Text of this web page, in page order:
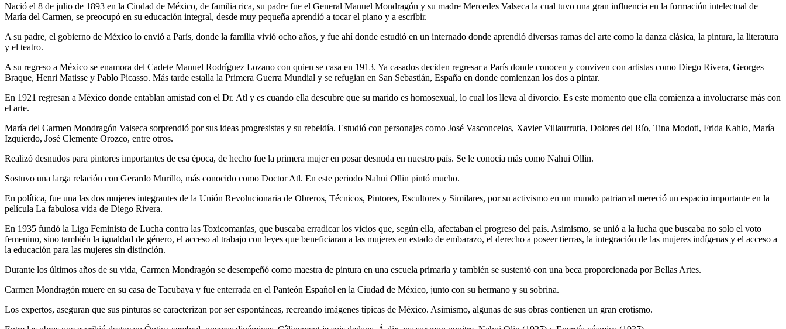
Nació el 8 de julio de 1893 en la Ciudad de México, de familia rica, su padre fue el General Manuel Mondragón y su madre Mercedes Valseca la cual tuvo una gran influencia en la formación intelectual de
María del Carmen, se preocupó en su educación integral, desde muy pequeña aprendió a tocar el piano y a escribir.
A su padre, el gobierno de México lo envió a París, donde la familia vivió ocho años, y fue ahí donde estudió en un internado donde aprendió diversas ramas del arte como la danza clásica, la pintura, la literatura
y el teatro.
A su regreso a México se enamora del Cadete Manuel Rodríguez Lozano con quien se casa en 1913. Ya casados deciden regresar a París donde conocen y conviven con artistas como Diego Rivera, Georges
Braque, Henri Matisse y Pablo Picasso. Más tarde estalla la Primera Guerra Mundial y se refugian en San Sebastián, España en donde comienzan los dos a pintar.
En 1921 regresan a México donde entablan amistad con el Dr. Atl y es cuando ella descubre que su marido es homosexual, lo cual los lleva al divorcio. ​Es este momento que ella comienza a involucrarse más con
el arte.
María del Carmen Mondragón Valseca sorprendió por sus ideas progresistas y su rebeldía. Estudió con personajes como José Vasconcelos, Xavier Villaurrutia, Dolores del Río, Tina Modoti, Frida Kahlo, María
Izquierdo, José Clemente Orozco, entre otros.
Realizó desnudos para pintores importantes de esa época, de hecho fue la primera mujer en posar desnuda en nuestro país. Se le conocía más como Nahui Ollin.
Sostuvo una larga relación con Gerardo Murillo, más conocido como Doctor Atl. En este periodo Nahui Ollin pintó mucho.
En política, fue una las dos mujeres integrantes de la Unión Revolucionaria de Obreros, Técnicos, Pintores, Escultores y Similares, por su activismo en un mundo patriarcal mereció un espacio importante en la
película La fabulosa vida de Diego Rivera.
En 1935 fundó la Liga Feminista de Lucha contra las Toxicomanías, que buscaba erradicar los vicios que, según ella, afectaban el progreso del país. Asimismo, se unió a la lucha que buscaba no solo el voto
femenino, sino también la igualdad de género, el acceso al trabajo con leyes que beneficiaran a las mujeres en estado de embarazo, el derecho a poseer tierras, la integración de las mujeres indígenas y el acceso a
la educación para las mujeres sin distinción.
Durante los últimos años de su vida, Carmen Mondragón se desempeñó como maestra de pintura en una escuela primaria y también se sustentó con una beca proporcionada por Bellas Artes.
Carmen Mondragón muere en su casa de Tacubaya y fue enterrada en el Panteón Español en la Ciudad de México, junto con su hermano y su sobrina.
Los expertos, aseguran que sus pinturas se caracterizan por ser espontáneas, recreando imágenes típicas de México. Asimismo, algunas de sus obras contienen un gran erotismo.